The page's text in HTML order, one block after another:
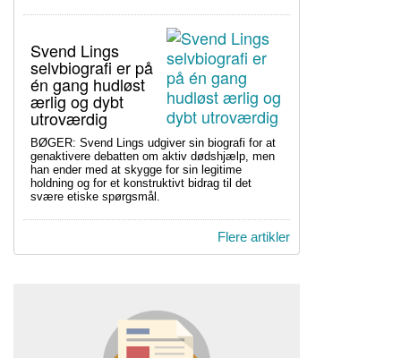
Svend Lings
selvbiografi er på
én gang hudløst
ærlig og dybt
utroværdig
BØGER: Svend Lings udgiver sin biografi for at
genaktivere debatten om aktiv dødshjælp, men
han ender med at skygge for sin legitime
holdning og for et konstruktivt bidrag til det
svære etiske spørgsmål.
Flere artikler